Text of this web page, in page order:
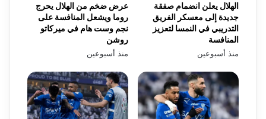
عرض ضخم من الهلال يحرج
روما ويشعل المنافسة على
نجم وست هام في ميركاتو
روشن
منذ أسبوعين
الهلال يعلن انضمام صفقة
جديدة إلى معسكر الفريق
التدريبي في النمسا لتعزيز
المنافسة
منذ أسبوعين